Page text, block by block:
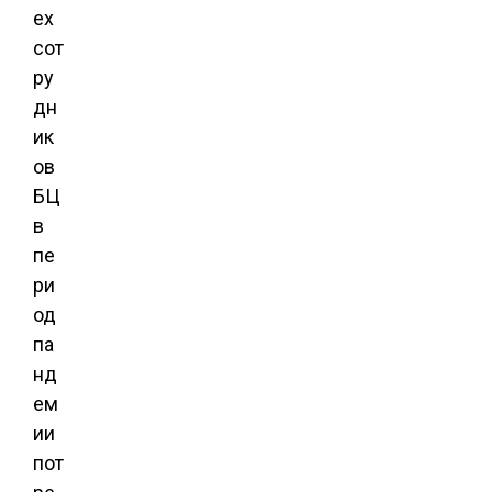
ех
сот
ру
дн
ик
ов
БЦ
в
пе
ри
од
па
нд
ем
ии
пот